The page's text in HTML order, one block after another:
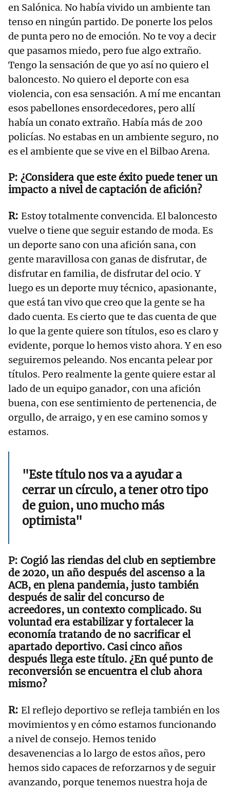
en Salónica. No había vivido un ambiente tan
tenso en ningún partido. De ponerte los pelos
de punta pero no de emoción. No te voy a decir
que pasamos miedo, pero fue algo extraño.
Tengo la sensación de que yo así no quiero el
baloncesto. No quiero el deporte con esa
violencia, con esa sensación. A mí me encantan
esos pabellones ensordecedores, pero allí
había un conato extraño. Había más de 200
policías. No estabas en un ambiente seguro, no
es el ambiente que se vive en el Bilbao Arena.
¿Considera que este éxito puede tener un
impacto a nivel de captación de afición?
Estoy totalmente convencida. El baloncesto
vuelve o tiene que seguir estando de moda. Es
un deporte sano con una afición sana, con
gente maravillosa con ganas de disfrutar, de
disfrutar en familia, de disfrutar del ocio. Y
luego es un deporte muy técnico, apasionante,
que está tan vivo que creo que la gente se ha
dado cuenta. Es cierto que te das cuenta de que
lo que la gente quiere son títulos, eso es claro y
evidente, porque lo hemos visto ahora. Y en eso
seguiremos peleando. Nos encanta pelear por
títulos. Pero realmente la gente quiere estar al
lado de un equipo ganador, con una afición
buena, con ese sentimiento de pertenencia, de
orgullo, de arraigo, y en ese camino somos y
estamos.
"Este título nos va a ayudar a
cerrar un círculo, a tener otro tipo
de guion, uno mucho más
optimista"
Cogió las riendas del club en septiembre
de 2020, un año después del ascenso a la
ACB, en plena pandemia, justo también
después de salir del concurso de
acreedores, un contexto complicado. Su
voluntad era estabilizar y fortalecer la
economía tratando de no sacrificar el
apartado deportivo. Casi cinco años
después llega este título. ¿En qué punto de
reconversión se encuentra el club ahora
mismo?
El reflejo deportivo se refleja también en los
movimientos y en cómo estamos funcionando
a nivel de consejo. Hemos tenido
desavenencias a lo largo de estos años, pero
hemos sido capaces de reforzarnos y de seguir
avanzando, porque tenemos nuestra hoja de